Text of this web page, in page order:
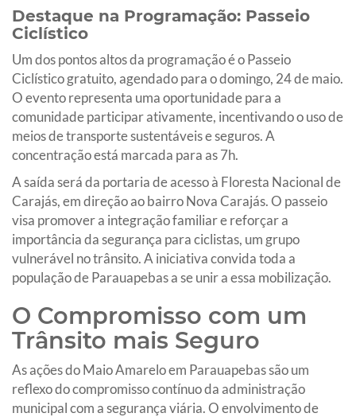
Destaque na Programação: Passeio
Ciclístico
Um dos pontos altos da programação é o Passeio
Ciclístico gratuito, agendado para o domingo, 24 de maio.
O evento representa uma oportunidade para a
comunidade participar ativamente, incentivando o uso de
meios de transporte sustentáveis e seguros. A
concentração está marcada para as 7h.
A saída será da portaria de acesso à Floresta Nacional de
Carajás, em direção ao bairro Nova Carajás. O passeio
visa promover a integração familiar e reforçar a
importância da segurança para ciclistas, um grupo
vulnerável no trânsito. A iniciativa convida toda a
população de Parauapebas a se unir a essa mobilização.
O Compromisso com um
Trânsito mais Seguro
As ações do Maio Amarelo em Parauapebas são um
reflexo do compromisso contínuo da administração
municipal com a segurança viária. O envolvimento de